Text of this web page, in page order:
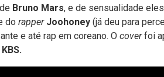
Bruno Mars, e de sensualidade
do rapper Joohoney (já deu para
e até rap em coreano. O coverfoi
KBS.